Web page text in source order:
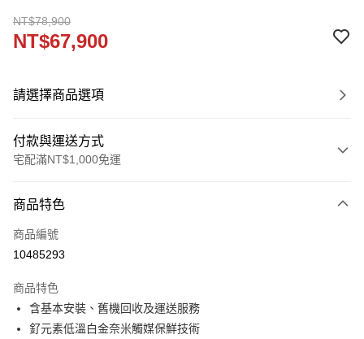
NT$78,900
NT$67,900
請選擇商品選項
付款與運送方式
宅配滿NT$1,000免運
信用卡一次付款
LINE Pay
悠遊付
ATM付款
商品特色
商品編號
10485293
商品特色
含基本安裝、舊機回收及運送服務
釕元素低溫白金奈米觸媒保鮮技術